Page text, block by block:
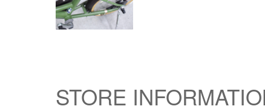
STORE